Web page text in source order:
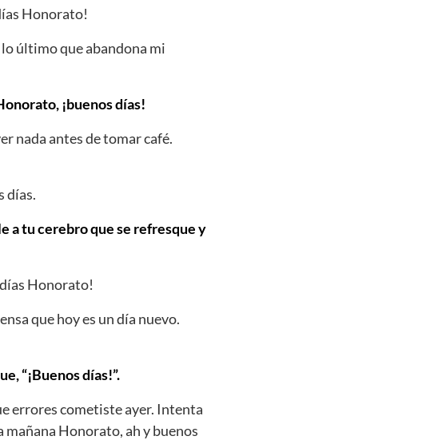
Honorato!
último que abandona mi
¡buenos días!
nada antes de tomar café.
días.
a tu cerebro que se refresque y
Honorato!
que hoy es un día nuevo.
“¡Buenos días!”.
errores cometiste ayer. Intenta
mañana Honorato, ah y buenos